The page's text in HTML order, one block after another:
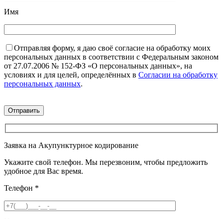
Имя
Отправляя форму, я даю своё согласие на обработку моих
персональных данных в соответствии с Федеральным законом
от 27.07.2006 № 152-ФЗ «О персональных данных», на
условиях и для целей, определённых в Согласии на обработку
персональных данных.
Заявка на Акупунктурное кодирование
Укажите свой телефон. Мы перезвоним, чтобы предложить
удобное для Вас время.
Телефон *